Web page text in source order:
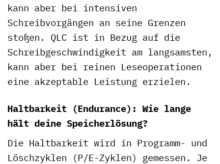
kann aber bei intensiven
Schreibvorgängen an seine Grenzen
stoßen. QLC ist in Bezug auf die
Schreibgeschwindigkeit am langsamsten,
kann aber bei reinen Leseoperationen
eine akzeptable Leistung erzielen.
Haltbarkeit (Endurance): Wie lange
hält deine Speicherlösung?
Die Haltbarkeit wird in Programm- und
Löschzyklen (P/E-Zyklen) gemessen. Je